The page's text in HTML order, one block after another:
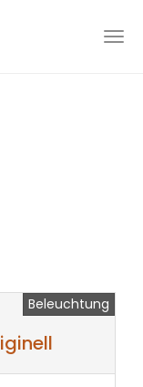
Beleuchtung